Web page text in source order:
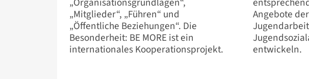
„Mitglieder“, „Führen“ und
„Öffentliche Beziehungen“. Die
Besonderheit: BE MORE ist ein
internationales Kooperationsprojekt.
Angebote
entwickeln.